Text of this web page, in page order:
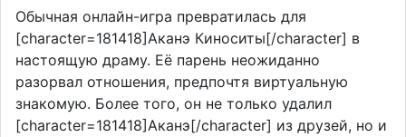
Обычная онлайн-игра превратилась для
[character=181418]Аканэ Киноситы[/character] в
настоящую драму. Её парень неожиданно
разорвал отношения, предпочтя виртуальную
знакомую. Более того, он не только удалил
[character=181418]Аканэ[/character] из друзей, но и